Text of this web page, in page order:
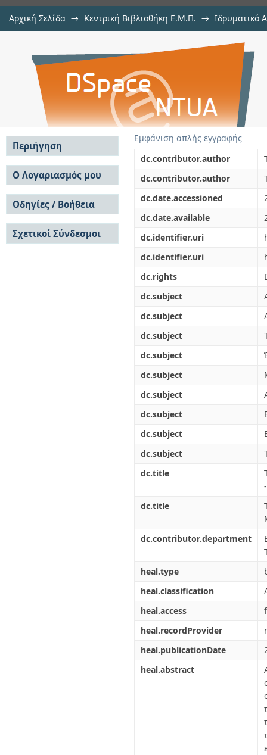
Αρχική Σελίδα → Κεντρική Βιβλιοθήκη Ε.Μ.Π. → Ιδρυματικό
Τομές στη γη των Θρακών:
Ζώνης
Εμφάνιση απλής εγγραφής
dc.contributor.author
dc.contributor.author
dc.date.accessioned
dc.date.available
dc.identifier.uri
dc.identifier.uri
dc.rights
dc.subject
dc.subject
dc.subject
dc.subject
dc.subject
dc.subject
dc.subject
dc.subject
dc.subject
dc.title
dc.title
dc.contributor.department
heal.type
heal.classification
heal.access
heal.recordProvider
heal.publicationDate
heal.abstract
Περιήγηση
Σε όλο το DSpace
Κοινότητες & Συλλογές
Ανά Ημερομηνία
Έκδοσης
Συγγραφείς
Τίτλοι
Θέματα
Ο Λογαριασμός μου
Σύνδεση
Εγγραφή
Οδηγίες / Βοήθεια
Οδηγίες Υποβολής
Οδηγίες Χρήσης ΙΑ
Συχνές Ερωτήσεις
Σχετικοί Σύνδεσμοι